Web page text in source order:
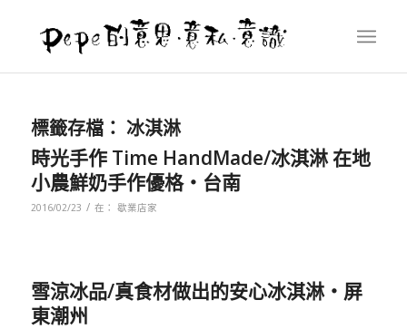
標籤存檔： 冰淇淋
時光手作 Time HandMade/冰淇淋 在地
小農鮮奶手作優格‧台南
2016/02/23 / 在： 歇業店家
雪涼冰品/真食材做出的安心冰淇淋‧屏
東潮州